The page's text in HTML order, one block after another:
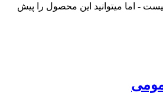
- اما میتوانید این محصول را پیش